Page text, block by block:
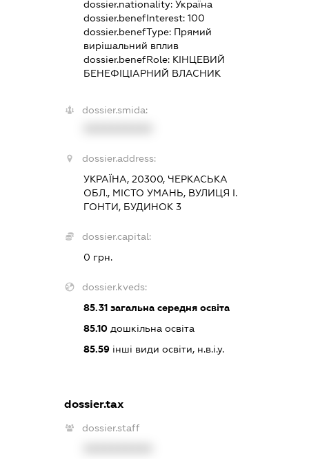
dossier.nationality: Україна
dossier.benefInterest: 100
dossier.benefType: Прямий
вирішальний вплив
dossier.benefRole: КІНЦЕВИЙ
БЕНЕФІЦІАРНИЙ ВЛАСНИК
dossier.smida:
dossier.address:
УКРАЇНА, 20300, ЧЕРКАСЬКА
ОБЛ., МІСТО УМАНЬ, ВУЛИЦЯ І.
ГОНТИ, БУДИНОК 3
dossier.capital:
0 грн.
dossier.kveds:
85.31загальна середня освіта
85.10дошкільна освіта
85.59інші види освіти, н.в.і.у.
dossier.tax
dossier.staff